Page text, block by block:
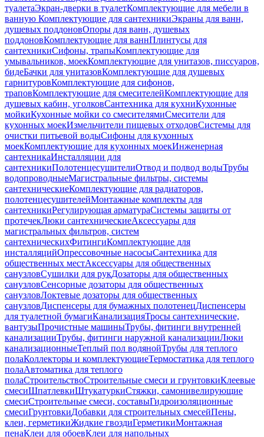
туалетаЭкран-дверки в туалетКомплектующие для мебели в
ванную Комплектующие для сантехникиЭкраны для ванн,
душевых поддоновОпоры для ванн, душевых
поддоновКомплектующие для ваннПлинтусы для
сантехникиСифоны, трапыКомплектующие для
умывальников, моекКомплектующие для унитазов, писсуаров,
бидеБачки для унитазовКомплектующие для душевых
гарнитуровКомплектующие для сифонов,
траповКомплектующие для смесителейКомплектующие для
душевых кабин, уголковСантехника для кухниКухонные
мойкиКухонные мойки со смесителямиСмесители для
кухонных моекИзмельчители пищевых отходовСистемы для
очистки питьевой водыСифоны для кухонных
моекКомплектующие для кухонных моекИнженерная
сантехникаИнсталляции для
сантехникиПолотенцесушителиОтвод и подвод водыТрубы
водопроводныеМагистральные фильтры, системы
сантехническиеКомплектующие для радиаторов,
полотенцесушителейМонтажные комплекты для
сантехникиРегулирующая арматураСистемы защиты от
протечекЛюки сантехническиеАксессуары для
магистральных фильтров, систем
сантехническихФитингиКомплектующие для
инсталляцийОпрессовочные насосыСантехника для
общественных местАксессуары для общественных
санузловСушилки для рукДозаторы для общественных
санузловСенсорные дозаторы для общественных
санузловЛоктевые дозаторы для общественных
санузловДиспенсеры для бумажных полотенецДиспенсеры
для туалетной бумагиКанализацияТросы сантехнические,
вантузыПрочистные машиныТрубы, фитинги внутренней
канализацииТрубы, фитинги наружной канализацииЛюки
канализационныеТеплый пол водянойТрубы для теплого
полаКоллекторы и комплектующиеТермостатика для теплого
полаАвтоматика для теплого
полаСтроительствоСтроительные смеси и грунтовкиКлеевые
смесиШпатлевкиШтукатуркиСтяжки, самонивелирующие
смесиСтроительные смеси, составыГидроизоляционные
смесиГрунтовкиДобавки для строительных смесейПены,
клеи, герметикиЖидкие гвоздиГерметикиМонтажная
пенаКлеи для обоевКлеи для напольных